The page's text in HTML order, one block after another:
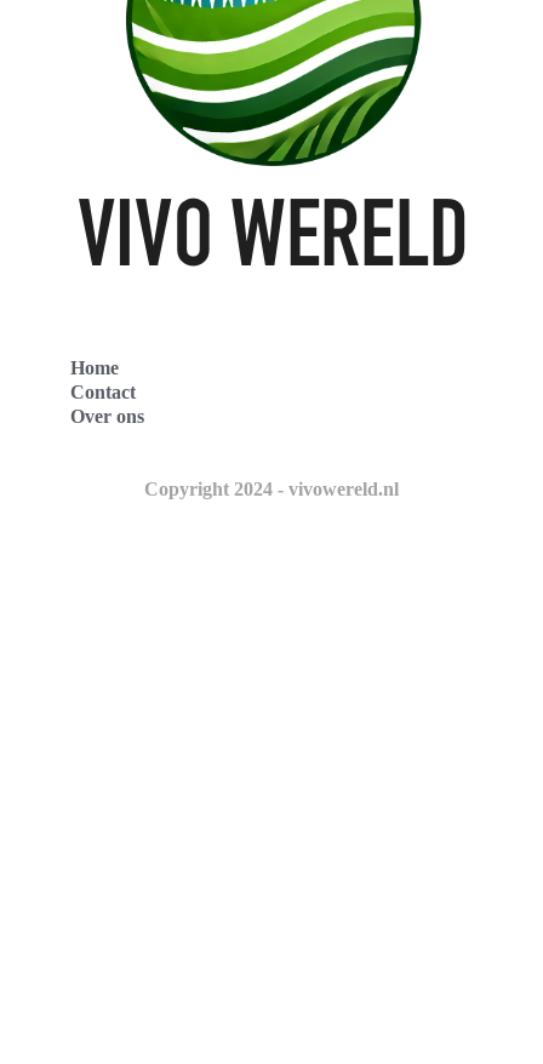
Home
Contact
Over ons
Copyright 2024 - vivowereld.nl